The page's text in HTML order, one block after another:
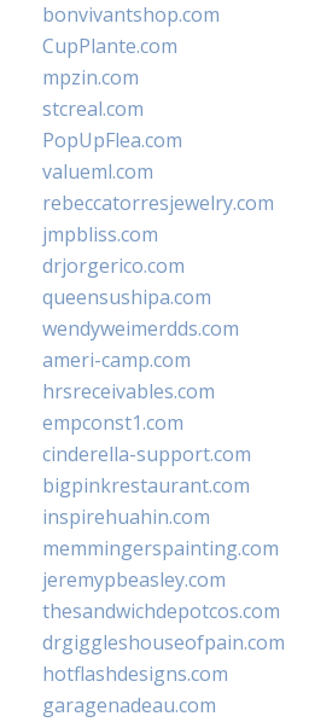
bonvivantshop.com
CupPlante.com
mpzin.com
stcreal.com
PopUpFlea.com
valueml.com
rebeccatorresjewelry.com
jmpbliss.com
drjorgerico.com
queensushipa.com
wendyweimerdds.com
ameri-camp.com
hrsreceivables.com
empconst1.com
cinderella-support.com
bigpinkrestaurant.com
inspirehuahin.com
memmingerspainting.com
jeremypbeasley.com
thesandwichdepotcos.com
drgiggleshouseofpain.com
hotflashdesigns.com
garagenadeau.com